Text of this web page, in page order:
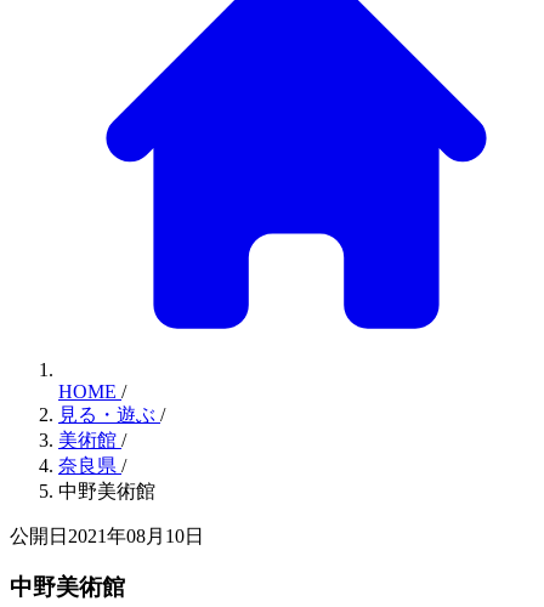
HOME /
見る・遊ぶ /
美術館 /
奈良県 /
中野美術館
公開日2021年08月10日
中野美術館